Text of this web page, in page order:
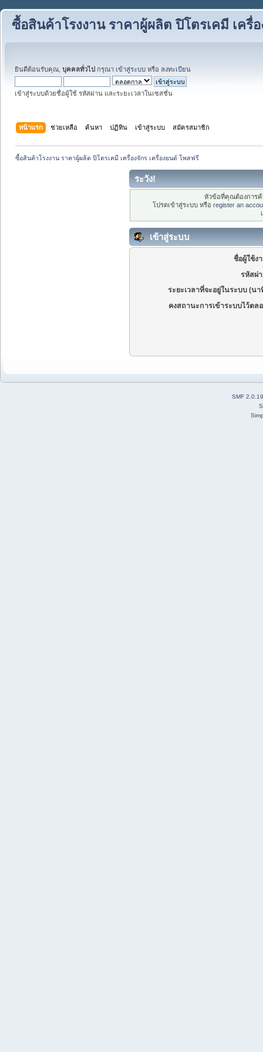
ซื้อสินค้าโรงงาน ราคาผู้ผลิต ปิโตรเคมี เครื่
ยินดีต้อนรับคุณ, บุคคลทั่วไป กรุณา เข้าสู่ระบบ หรือ ลงทะเบียน
เข้าสู่ระบบด้วยชื่อผู้ใช้ รหัสผ่าน และระยะเวลาในเซสชั่น
หน้าแรก ช่วยเหลือ ค้นหา ปฏิทิน เข้าสู่ระบบ สมัครสมาชิก
ซื้อสินค้าโรงงาน ราคาผู้ผลิต ปิโตรเคมี เครื่องจักร เครื่องยนต์ โพสฟรี
ระวัง!
หัวข้อที่คุณต้องการ
โปรดเข้าสู่ระบบ หรือ register an
เข้าสู่ระบบ
ชื่อผู้ใช้ง
รหัสผ่
ระยะเวลาที่จะอยู่ในระบบ (นา
คงสถานะการเข้าระบบไว้ตล
SMF 2.0.19